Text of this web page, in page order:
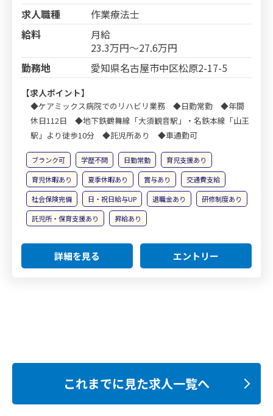
求人職種
作業療法士
給料
月給
23.3万円～27.6万円
勤務地
愛知県名古屋市中区松原2-17-5
【求人ポイント】
◆ケアミックス病院でのリハビリ業務 ◆日勤常勤 ◆年間
休日112日 ◆地下鉄鶴舞線「大須観音駅」・名鉄本線「山王
駅」より徒歩10分 ◆託児所あり ◆車通勤可
ブランク可 学歴不問 日勤常勤
育児支援あり
育児休暇あり
夏季休暇あり 賞与あり
交通費支給
社会保険完備
日・祝日給与UP 退職金あり
研修制度あり
託児所・保育支援あり
昇給あり
詳細を見る エントリー
これまでに見た求人一覧へ